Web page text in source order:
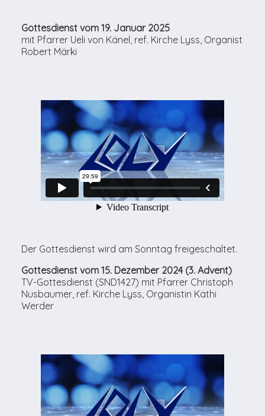
Gottesdienst vom 19. Januar 2025
mit Pfarrer Ueli von Känel, ref. Kirche Lyss, Organist
Robert Märki
Der Gottesdienst wird am Sonntag freigeschaltet.
Gottesdienst vom 15. Dezember 2024 (3. Advent)
TV-Gottesdienst (SND1427) mit Pfarrer Christoph
Nusbaumer, ref. Kirche Lyss, Organistin Käthi
Werder